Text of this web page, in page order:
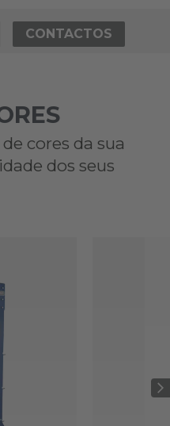
CONTACTOS
cores da sua
dos seus